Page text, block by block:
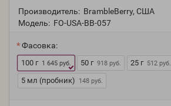
Производитель: BrambleBerry, США
Модель: FO-USA-BB-057
Фасовка:
100 г 1 645 руб. 50 г 918 руб. 25 г 512 руб.
5 мл (пробник) 148 руб.